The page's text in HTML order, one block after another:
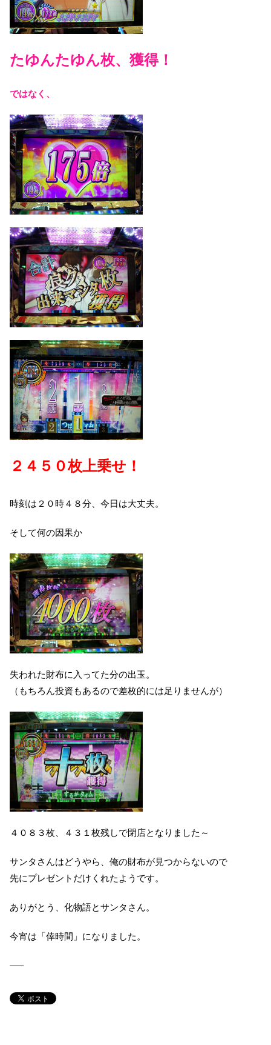
たゆんたゆん枚、獲得！
ではなく、
２４５０枚上乗せ！
時刻は２０時４８分、今日は大丈夫。
そして何の因果か
失われた財布に入ってた分の出玉。
（もちろん投資もあるので差枚的には足りませんが）
４０８３枚、４３１枚残しで閉店となりました～
サンタさんはどうやら、俺の財布が見つからないので
先にプレゼントだけくれたようです。
ありがとう、化物語とサンタさん。
今宵は「倖時間」になりました。
—–